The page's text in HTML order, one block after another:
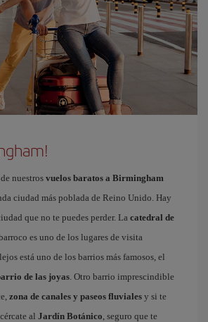
nuestros vuelos baratos a Birmingham
ciudad más poblada de Reino Unido. Hay
que no te puedes perder. La catedral de
es uno de los lugares de visita
está uno de los barrios más famosos, el
de las joyas. Otro barrio imprescindible
zona de canales y paseos fluviales y si te
al Jardín Botánico, seguro que te